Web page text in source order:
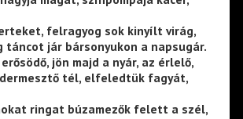
felragyog sok kinyílt virág,
táncot jár bársonyukon a napsugár.
jön majd a nyár, az érlelő,
tél, elfeledtük fagyát,
ringat búzamezők felett a szél,